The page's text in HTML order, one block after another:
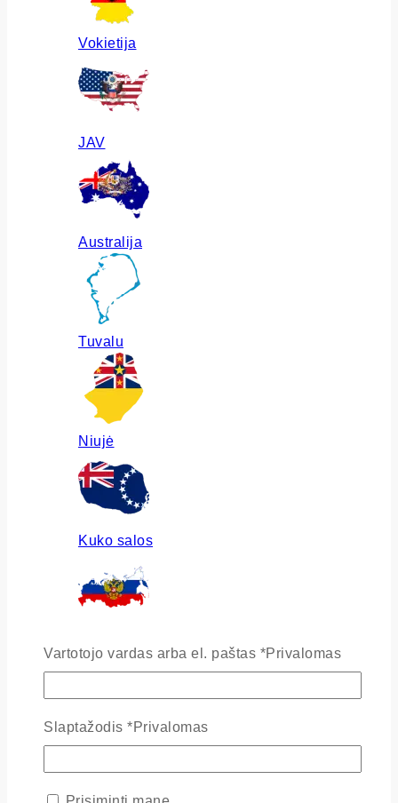
Vokietija
JAV
Australija
Tuvalu
Niujė
Kuko salos
Vartotojo vardas arba el. paštas *Privalomas
Slaptažodis *Privalomas